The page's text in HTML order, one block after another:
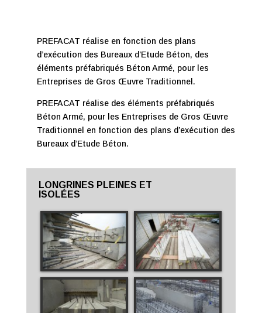
PREFACAT réalise en fonction des plans
d’exécution des Bureaux d’Etude Béton, des
éléments préfabriqués Béton Armé, pour les
Entreprises de Gros Œuvre Traditionnel.
PREFACAT réalise des éléments préfabriqués
Béton Armé, pour les Entreprises de Gros Œuvre
Traditionnel en fonction des plans d’exécution des
Bureaux d’Etude Béton.
LONGRINES PLEINES ET
ISOLÉES